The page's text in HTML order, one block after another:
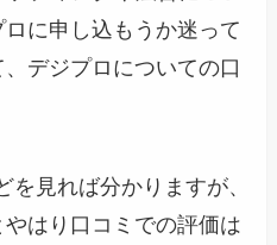
に申し込もうか迷って
デジプロについての口
見れば分かりますが、
はり口コミでの評価は